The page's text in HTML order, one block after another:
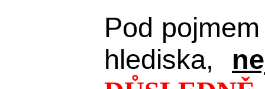
Pod pojmem
hlediska,